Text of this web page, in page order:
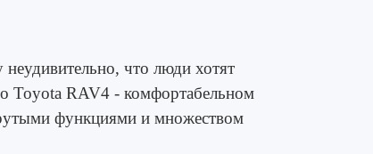
что люди хотят
Toyota RAV4 - комфортабельном
функциями и множеством